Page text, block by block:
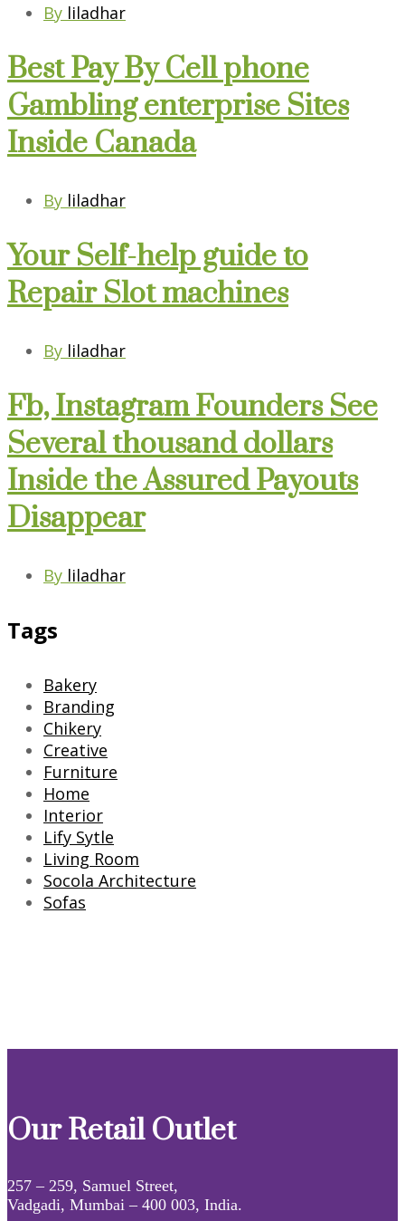
By liladhar
Best Pay By Cell phone
Gambling enterprise Sites
Inside Canada
By liladhar
Your Self-help guide to
Repair Slot machines
By liladhar
Fb, Instagram Founders See
Several thousand dollars
Inside the Assured Payouts
Disappear
By liladhar
Tags
Bakery
Branding
Chikery
Creative
Furniture
Home
Interior
Lify Sytle
Living Room
Socola Architecture
Sofas
Our Retail Outlet
257 – 259, Samuel Street,
Vadgadi, Mumbai – 400 003, India.